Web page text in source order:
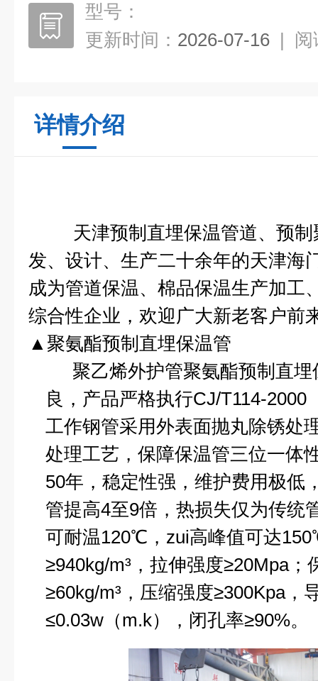
型号：
更新时间： 2026-07-16 | 阅
详情介绍
天津预制直埋保温管道、预制
发、设计、生产二十余年的天津海
成为管道保温、棉品保温生产加工
综合性企业，欢迎广大新老客户前
▲ 聚氨酯预制直埋保温管
聚乙烯外护管聚氨酯预制直
良，产品严格执行CJ/T114-2000
工作钢管采用外表面抛丸除锈处
处理工艺，保障保温管三位一体
50年，稳定性强，维护费用极低
管提高4至9倍，热损失仅为传统
可耐温120℃ ，zui高峰值可达150
≥940kg/m³，拉伸强度≥20Mpa；
≥60kg/m³，压缩强度≥300Kpa，
≤0.03w（m.k），闭孔率≥90%。